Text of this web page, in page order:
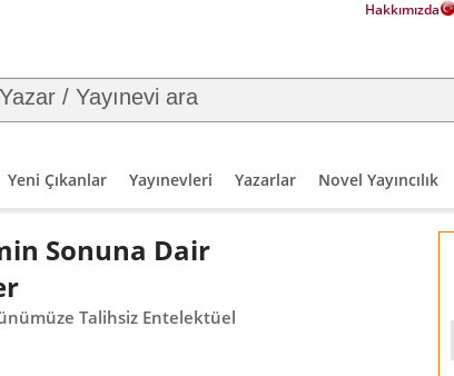
Hakkımızda
Yeni Çıkanlar Yayınevleri Yazarlar Novel Yayıncılık
Sonuna Dair
Talihsiz Entelektüel